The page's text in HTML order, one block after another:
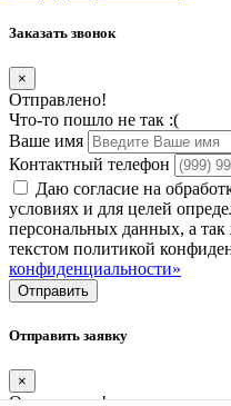
Заказать звонок
×
Отправлено!
Что-то пошло не так :(
Ваше имя
Контактный телефон
Даю согласие на
условиях и для целей
персональных данных, а
текстом политикой
конфиденциальности»
Отправить
Отправить заявку
×